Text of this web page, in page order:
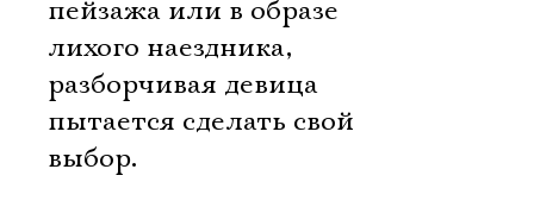
пейзажа или в образе
лихого наездника,
разборчивая девица
пытается сделать свой
выбор.